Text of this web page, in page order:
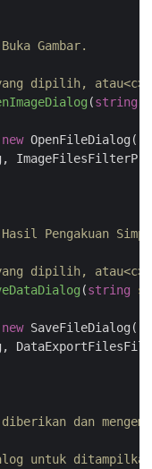
Gambar.
dipilih, atau<c>
(string
new OpenFileDialog();
Pengakuan
dipilih, atau<c>
(string
new SaveFileDialog();
dan
untuk